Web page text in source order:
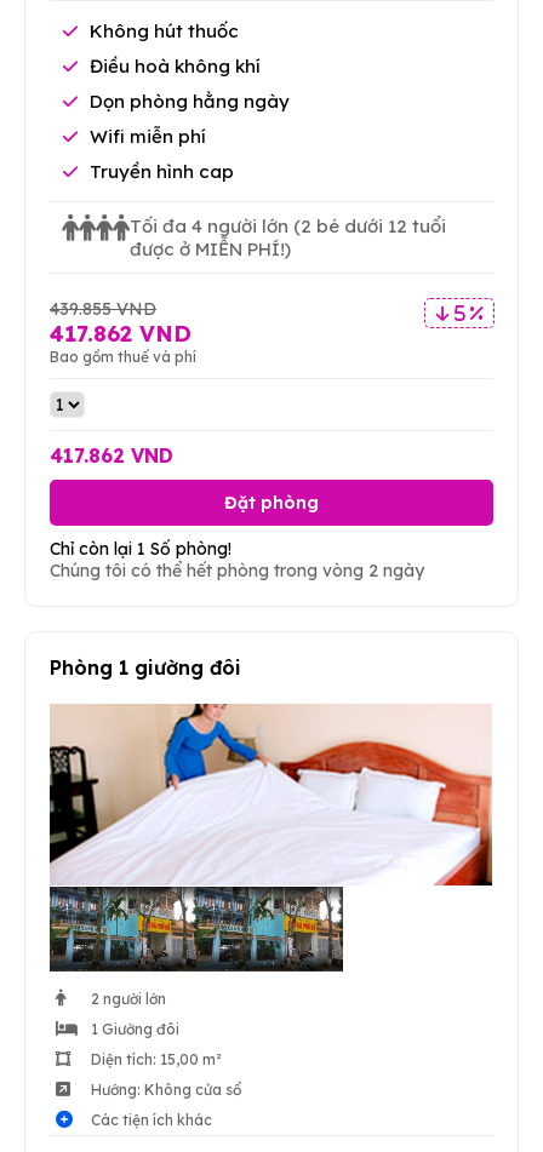
Không hút thuốc
Điều hoà không khí
Dọn phòng hằng ngày
Wifi miễn phí
Truyền hình cap
Tối đa 4 người lớn (2 bé dưới 12 tuổi
được ở MIỄN PHÍ!)
5 %
439.855 VND
417.862 VND
Bao gồm thuế và phí
417.862 VND
Đặt phòng
Chỉ còn lại 1 Số phòng!
Chúng tôi có thể hết phòng trong vòng 2 ngày
Phòng 1 giường đôi
2 người lớn
1 Giường đôi
Diện tích: 15,00 m²
Hướng: Không cửa sổ
Các tiện ích khác